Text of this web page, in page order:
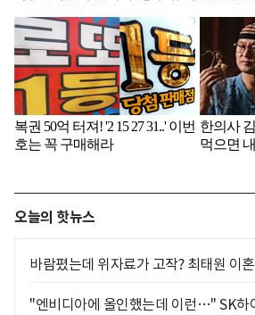
오늘의 핫뉴스
바람폈는데 위자료가 고작? 최태원 이
"엔비디아에 올인했는데 이런…" SK하